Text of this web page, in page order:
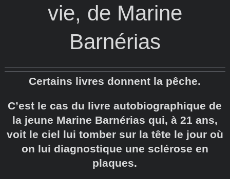
vie, de Marine
Barnérias
Certains livres donnent la pêche.
C’est le cas du livre autobiographique de
la jeune Marine Barnérias qui, à 21 ans,
voit le ciel lui tomber sur la tête le jour où
on lui diagnostique une sclérose en
plaques.